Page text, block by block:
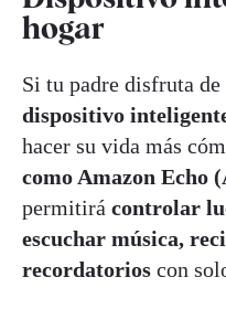
hogar
Si tu padre disfruta
dispositivo
hacer su vida más
como Amazon Echo
permitirá controlar
escuchar música,
recordatorios con